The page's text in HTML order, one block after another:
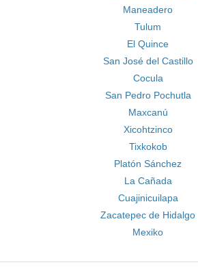
Maneadero
Tulum
El Quince
San José del Castillo
Cocula
San Pedro Pochutla
Maxcanú
Xicohtzinco
Tixkokob
Platón Sánchez
La Cañada
Cuajinicuilapa
Zacatepec de Hidalgo
Mexiko